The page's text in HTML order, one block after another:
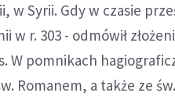
w Syrii. Gdy w czasie
w r. 303 - odmówił
W pomnikach
Romanem, a także ze